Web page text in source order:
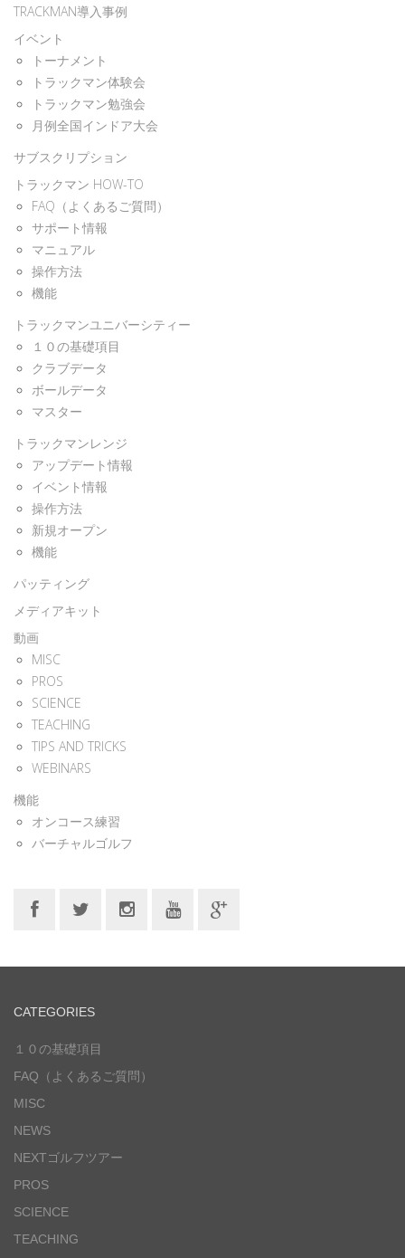
TRACKMAN導入事例
イベント
トーナメント
トラックマン体験会
トラックマン勉強会
月例全国インドア大会
サブスクリプション
トラックマン HOW-TO
FAQ（よくあるご質問）
サポート情報
マニュアル
操作方法
機能
トラックマンユニバーシティー
１０の基礎項目
クラブデータ
ボールデータ
マスター
トラックマンレンジ
アップデート情報
イベント情報
操作方法
新規オープン
機能
パッティング
メディアキット
動画
MISC
PROS
SCIENCE
TEACHING
TIPS AND TRICKS
WEBINARS
機能
オンコース練習
バーチャルゴルフ
CATEGORIES
１０の基礎項目
FAQ（よくあるご質問）
MISC
NEWS
NEXTゴルフツアー
PROS
SCIENCE
TEACHING